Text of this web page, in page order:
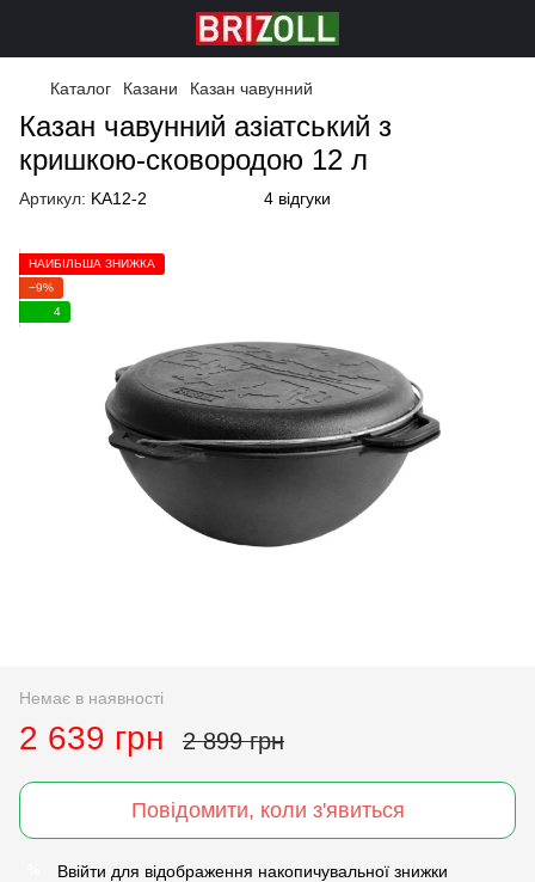
Каталог Казани Казан чавунний
Казан чавунний азіатський з
кришкою-сковородою 12 л
Артикул: KA12-2 4 відгуки
НАЙБІЛЬША ЗНИЖКА
−9%
4
Немає в наявності
2 639 грн 2 899 грн
Повідомити, коли з'явиться
Ввійти для відображення накопичувальної знижки